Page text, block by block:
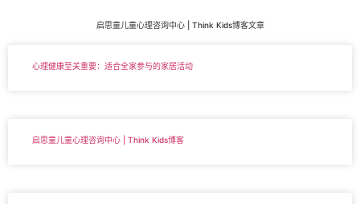
启思童儿童心理咨询中心 | Think Kids博客文章
心理健康至关重要：适合全家参与的家居活动
启思童儿童心理咨询中心 | Think Kids博客